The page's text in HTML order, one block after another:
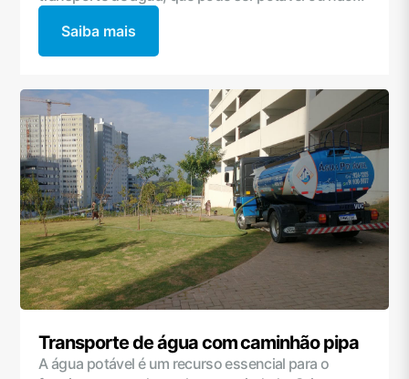
Saiba mais
Transporte de água com caminhão pipa
A água potável é um recurso essencial para o